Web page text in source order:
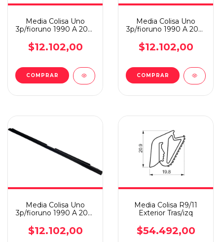
Media Colisa Uno
3p/fioruno 1990 A 2012
$12.102,00
COMPRAR
Media Colisa Uno
3p/fioruno 1990 A 2012
$12.102,00
COMPRAR
Media Colisa Uno
3p/fioruno 1990 A 2012
$12.102,00
Media Colisa R9/11
Exterior Tras/izq
$54.492,00